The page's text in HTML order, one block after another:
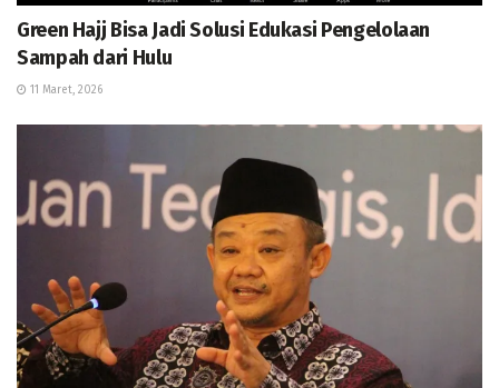
Green Hajj Bisa Jadi Solusi Edukasi Pengelolaan
Sampah dari Hulu
11 Maret, 2026